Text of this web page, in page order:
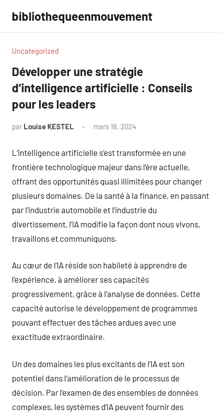
contenu
bibliothequeenmouvement
Uncategorized
Développer une stratégie
d’intelligence artificielle : Conseils
pour les leaders
par Louise KESTEL mars 18, 2024
L’intelligence artificielle s’est transformée en une
frontière technologique majeur dans l’ère actuelle,
offrant des opportunités quasi illimitées pour changer
plusieurs domaines. De la santé à la finance, en passant
par l’industrie automobile et l’industrie du
divertissement, l’IA modifie la façon dont nous vivons,
travaillons et communiquons.
Au cœur de l’IA réside son habileté à apprendre de
l’expérience, à améliorer ses capacités
progressivement, grâce à l’analyse de données. Cette
capacité autorise le développement de programmes
pouvant effectuer des tâches ardues avec une
exactitude extraordinaire.
Un des domaines les plus excitants de l’IA est son
potentiel dans l’amélioration de le processus de
décision. Par l’examen de des ensembles de données
complexes, les systèmes d’IA peuvent fournir des